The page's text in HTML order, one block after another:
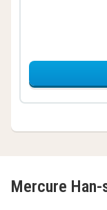
Mercure Han-